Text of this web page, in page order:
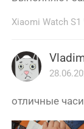
Xiaomi Watch
отличные